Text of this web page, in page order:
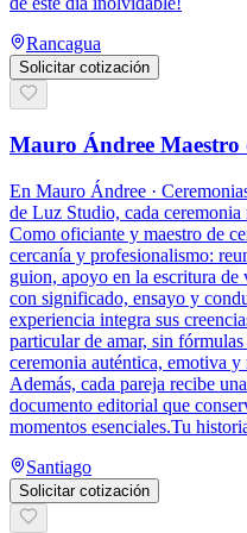
Rancagua
Solicitar cotización
Mauro Ándree Maestro
En Mauro Ándree ·
de Luz Studio, cada ceremonia
Como oficiante y maestro de
cercanía y profesionalismo:
guion, apoyo en la escritura
con significado, ensayo y
experiencia integra sus
particular de amar, sin
ceremonia auténtica, emotiva
Además, cada pareja recibe
documento editorial que
momentos esenciales.Tu
Santiago
Solicitar cotización